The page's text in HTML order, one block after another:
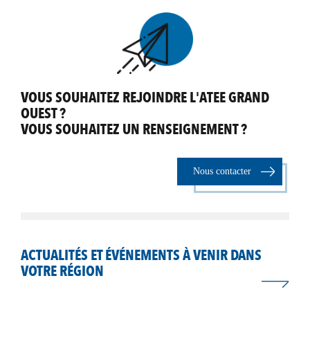
VOUS SOUHAITEZ REJOINDRE L'ATEE GRAND
OUEST ?
VOUS SOUHAITEZ UN RENSEIGNEMENT ?
Nous contacter
ACTUALITÉS ET ÉVÉNEMENTS À VENIR DANS
VOTRE RÉGION